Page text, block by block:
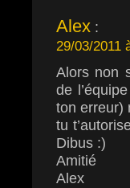
Alex :
29/03/2011
Alors non
de
ton erreur)
tu
Dibus :)
Amitié
Alex